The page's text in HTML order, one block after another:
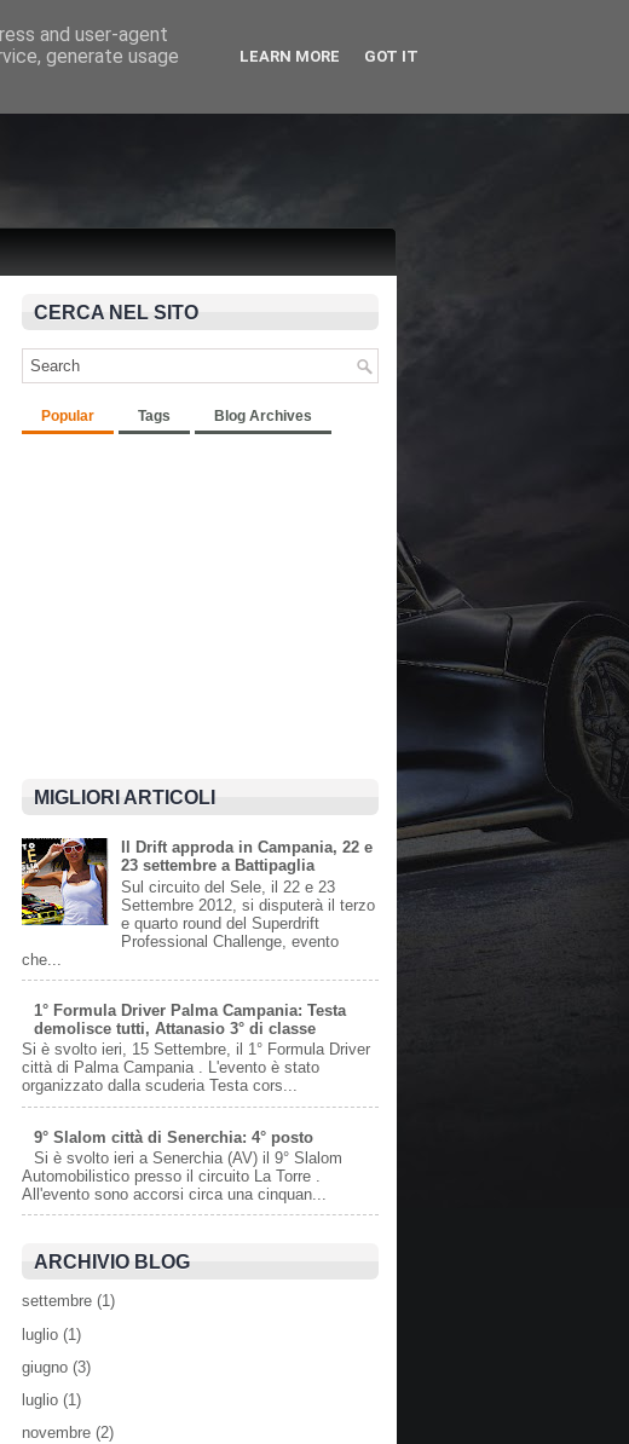
CERCA NEL SITO
Popular Tags Blog Archives
MIGLIORI ARTICOLI
Il Drift approda in Campania, 22 e
23 settembre a Battipaglia
Sul circuito del Sele, il 22 e 23
Settembre 2012, si disputerà il terzo
e quarto round del Superdrift
Professional Challenge, evento
che...
1° Formula Driver Palma Campania: Testa
demolisce tutti, Attanasio 3° di classe
Si è svolto ieri, 15 Settembre, il 1° Formula Driver
città di Palma Campania . L'evento è stato
organizzato dalla scuderia Testa cors...
9° Slalom città di Senerchia: 4° posto
Si è svolto ieri a Senerchia (AV) il 9° Slalom
Automobilistico presso il circuito La Torre .
All'evento sono accorsi circa una cinquan...
ARCHIVIO BLOG
settembre (1)
luglio (1)
giugno (3)
luglio (1)
novembre (2)
and user-agent
generate usage
LEARN MORE GOT IT